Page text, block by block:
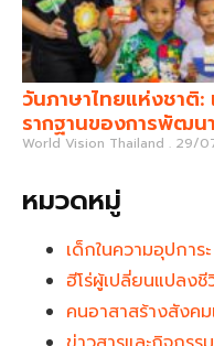
วันภาษาไทยแห่งชาติ:
รากฐานของการพัฒน
World Vision Thailand 29/
หมวดหมู่
เด็กในความอุปกา
ฮีโร่ผู้เปลี่ยนแปลงชี
คนอาสาสร้างสังค